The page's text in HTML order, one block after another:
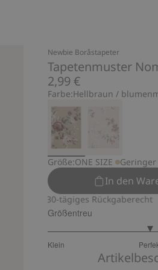
Newbie Boråstapeter
Tapetenmuster
2,99 €
Farbe:Hellbraun /
Größe:ONE SIZE
In den
30-tägiges Rückgaberecht
Größentreu
Klein
von